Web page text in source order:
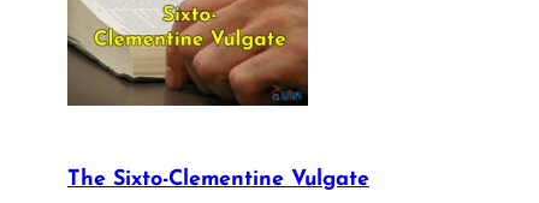
The Sixto-Clementine Vulgate